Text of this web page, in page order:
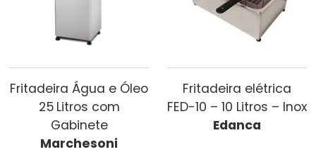
Fritadeira Água e Óleo
25 Litros com
Gabinete
Marchesoni
Fritadeira elétrica
FED-10 – 10 Litros – Inox
Edanca